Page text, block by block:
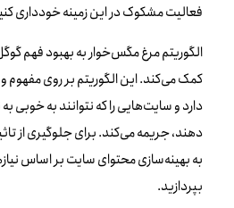
فعالیت مشکوک در این زمینه خودداری
الگوریتم مرغ مگس‌خوار به بهبود فهم
کمک می‌کند. این الگوریتم بر روی
دارد و سایت‌هایی را که نتوانند به خوبی
دهند، جریمه می‌کند. برای جلوگیری از
به بهینه‌سازی محتوای سایت بر اساس
بپردازید.